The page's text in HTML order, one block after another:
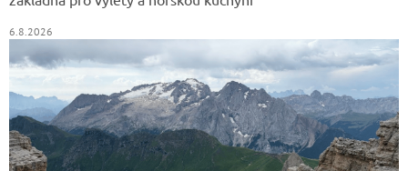
6.8.2026